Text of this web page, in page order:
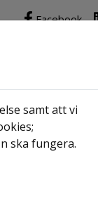
Facebook
Om oss
samt att vi
ska fungera.